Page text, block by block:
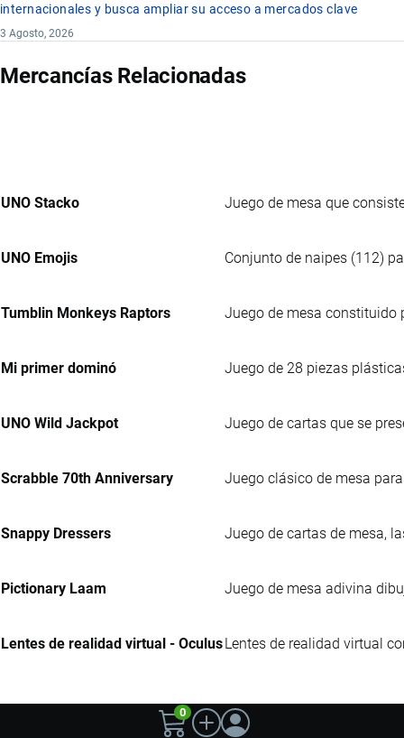
internacionales y busca ampliar su acceso a mercados clave
3 Agosto, 2026
Mercancías Relacionadas
UNO Stacko Juego de mesa que
UNO Emojis Conjunto de naipes (112)
Tumblin Monkeys Raptors Juego de mesa constituido
Mi primer dominó Juego de 28 piezas
UNO Wild Jackpot Juego de cartas que se
Scrabble 70th Anniversary Juego clásico de mesa
Snappy Dressers Juego de cartas de mesa,
Pictionary Laam Juego de mesa adivina
Lentes de realidad virtual - Oculus Lentes de realidad virtual
0